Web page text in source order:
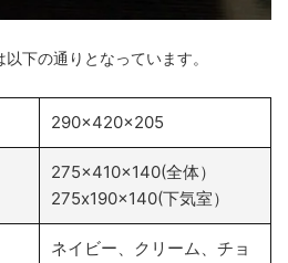
下の通りとなっています。
290x420x205
275x410x140(全体）
275x190x140(下気室）
ネイビー、クリーム、チョ